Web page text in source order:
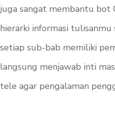
juga sangat membantu bot
hierarki informasi tulisanmu
setiap sub-bab memiliki
langsung menjawab inti
tele agar pengalaman